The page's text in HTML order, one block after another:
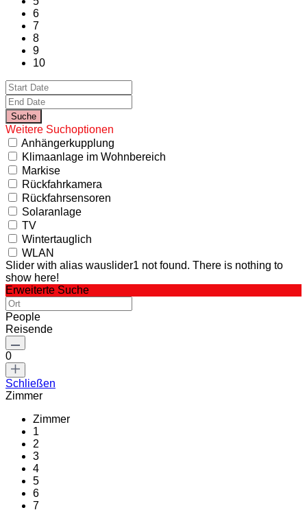
6
7
8
9
10
Weitere Suchoptionen
Anhängerkupplung
Klimaanlage im Wohnbereich
Markise
Rückfahrkamera
Rückfahrsensoren
Solaranlage
TV
Wintertauglich
WLAN
Slider with alias wauslider1 not found. There is nothing to
show here!
Erweiterte Suche
People
Reisende
0
Schließen
Zimmer
Zimmer
1
2
3
4
5
6
7